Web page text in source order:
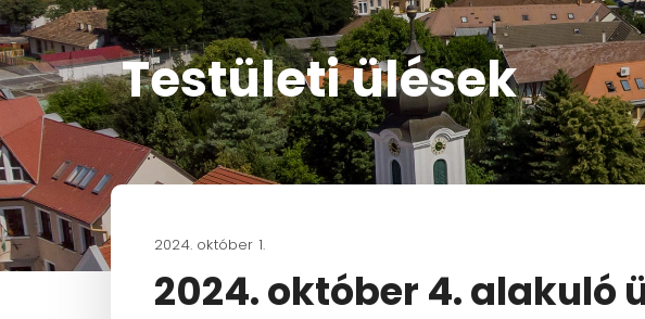
Testületi ülések​
2024. október 1.
2024. október 4. alakuló